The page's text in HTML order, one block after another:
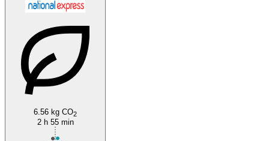
6.56 kg CO2
2 h 55 min